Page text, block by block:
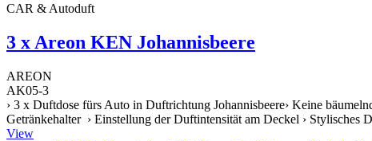
CAR & Autoduft
3 x Areon KEN Johannisbeere
AREON
AK05-3
› 3 x Duftdose fürs Auto in Duftrichtung Johannisbeere› Keine
Getränkehalter › Einstellung der Duftintensität am Deckel › Stylisches
View